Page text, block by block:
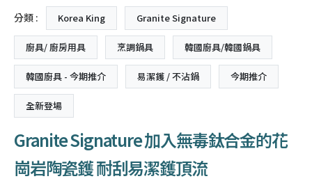
分類 : Korea King Granite Signature
廚具/ 廚房用具 烹調鍋具 韓國廚具/韓國鍋具
韓國廚具 - 今期推介 易潔鑊 / 不沾鍋 今期推介
全新登場
Granite Signature 加入無毒鈦合金的花
崗岩陶瓷鑊 耐刮易潔鑊頂流